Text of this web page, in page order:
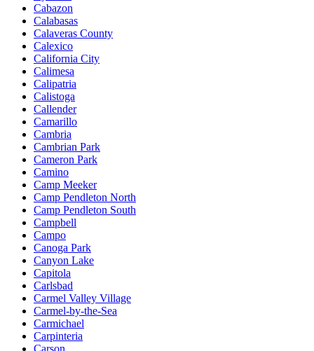
Cabazon
Calabasas
Calaveras County
Calexico
California City
Calimesa
Calipatria
Calistoga
Callender
Camarillo
Cambria
Cambrian Park
Cameron Park
Camino
Camp Meeker
Camp Pendleton North
Camp Pendleton South
Campbell
Campo
Canoga Park
Canyon Lake
Capitola
Carlsbad
Carmel Valley Village
Carmel-by-the-Sea
Carmichael
Carpinteria
Carson